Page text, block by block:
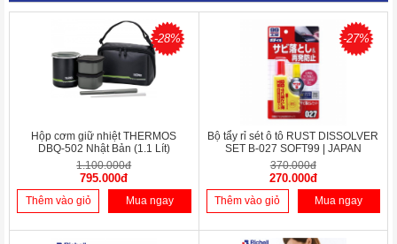
-28%
Hộp cơm giữ nhiệt THERMOS
DBQ-502 Nhật Bản (1.1 Lít)
1.100.000đ
795.000đ
Thêm vào giỏ Mua ngay
-27%
Bộ tẩy rỉ sét ô tô RUST DISSOLVER
SET B-027 SOFT99 | JAPAN
370.000đ
270.000đ
Thêm vào giỏ Mua ngay